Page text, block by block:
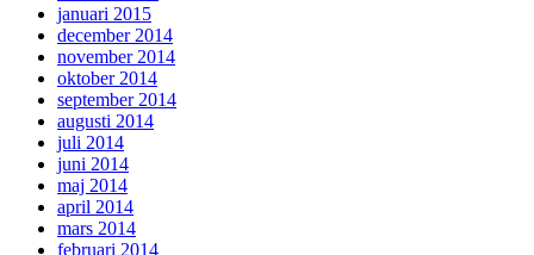
januari 2015
december 2014
november 2014
oktober 2014
september 2014
augusti 2014
juli 2014
juni 2014
maj 2014
april 2014
mars 2014
februari 2014